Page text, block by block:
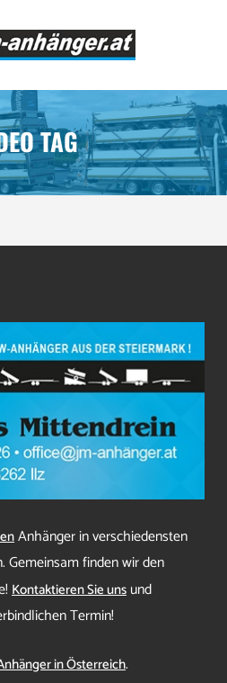
TAG
Anhänger in verschiedensten
Gemeinsam finden wir den
Kontaktieren Sie uns und
Termin!
in Österreich.